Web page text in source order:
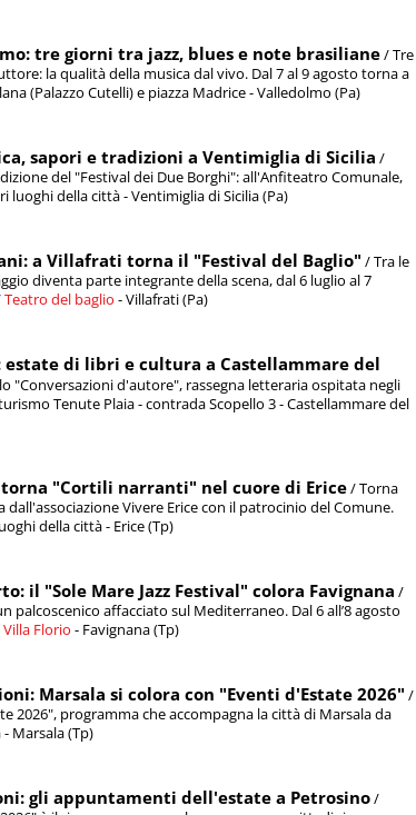
tre giorni tra jazz, blues e note brasiliane/ Tre
la qualità della musica dal vivo. Dal 7 al 9 agosto torna a
(Palazzo Cutelli) e piazza Madrice - Valledolmo (Pa)
sapori e tradizioni a Ventimiglia di Sicilia /
del "Festival dei Due Borghi": all'Anfiteatro Comunale,
della città - Ventimiglia di Sicilia (Pa)
a Villafrati torna il "Festival del Baglio" / Tra le
diventa parte integrante della scena, dal 6 luglio al 7
Teatro del baglio - Villafrati (Pa)
di libri e cultura a Castellammare del
"Conversazioni d'autore", rassegna letteraria ospitata negli
Tenute Plaia - contrada Scopello 3 - Castellammare del
"Cortili narranti" nel cuore di Erice/ Torna
Vivere Erice con il patrocinio del Comune.
della città - Erice (Tp)
il "Sole Mare Jazz Festival" colora Favignana /
affacciato sul Mediterraneo. Dal 6 all’8 agosto
Villa Florio - Favignana (Tp)
Marsala si colora con "Eventi d'Estate 2026" /
2026", programma che accompagna la città di Marsala da
Marsala (Tp)
gli appuntamenti dell'estate a Petrosino/